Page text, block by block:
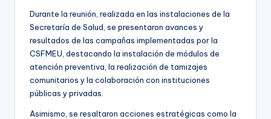
Durante la reunión, realizada en las instalaciones de la
Secretaría de Salud, se presentaron avances y
resultados de las campañas implementadas por la
CSFMEU, destacando la instalación de módulos de
atención preventiva, la realización de tamizajes
comunitarios y la colaboración con instituciones
públicas y privadas.
Asimismo, se resaltaron acciones estratégicas como la